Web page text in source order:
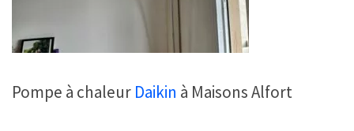
Pompe à chaleur Daikin à Maisons Alfort